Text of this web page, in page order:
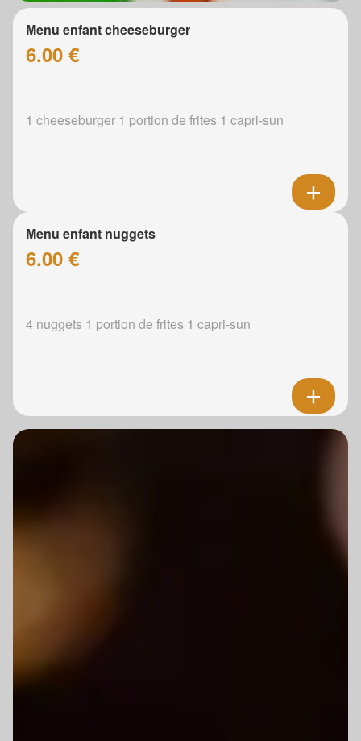
Menu enfant cheeseburger
6.00 €
1 cheeseburger 1 portion de frites 1 capri-sun
Menu enfant nuggets
6.00 €
4 nuggets 1 portion de frites 1 capri-sun